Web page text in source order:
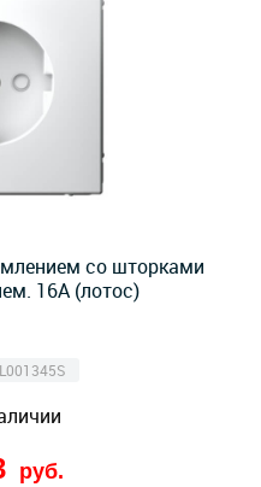
со шторками
16А (лотос)
руб.